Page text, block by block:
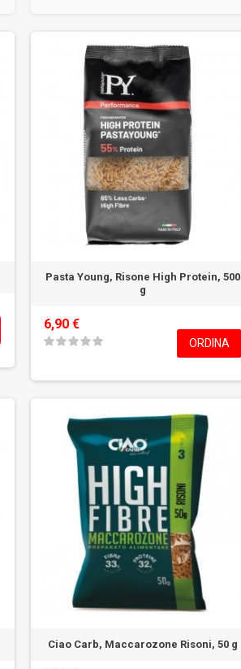
Pasta Young, Risone High Protein, 500
g
6,90 €
ORDINA
Ciao Carb, Maccarozone Risoni, 50 g